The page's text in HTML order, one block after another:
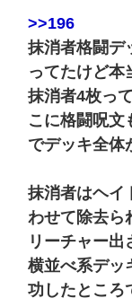
>>196
抹消者格闘デ
ってたけど本
抹消者4枚っ
こに格闘呪文
でデッキ全体
抹消者はヘイ
わせて除去ら
リーチャー出
横並べ系デッ
功したところ